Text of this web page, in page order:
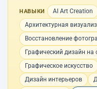
НАВЫКИ AI Art Creation
Архитектурная
Восстановление
Графический дизайн на
Графическое искусство
Дизайн интерьеров